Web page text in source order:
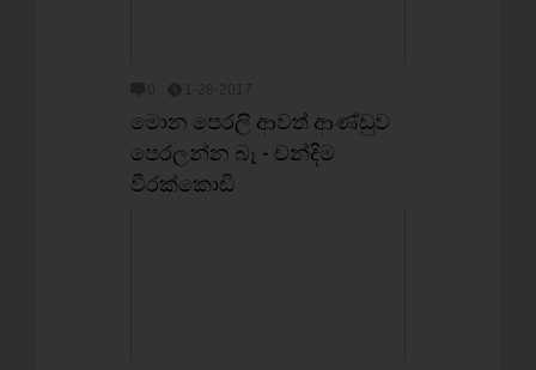
මොන පෙරලි ආවත් ආණ්ඩුව
පෙරලන්න බෑ - චන්දිම
වීරක්කොඩි